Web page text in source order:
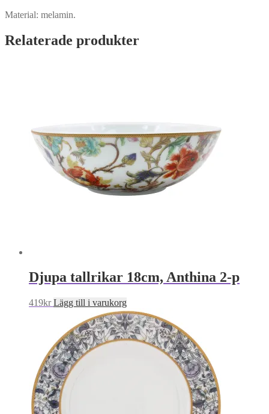
Material: melamin.
Relaterade produkter
Djupa tallrikar 18cm, Anthina 2-p
419kr Lägg till i varukorg